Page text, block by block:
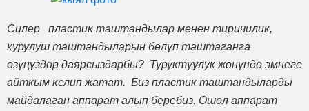
Силер пластик таштандылар менен тиричилик,
курулуш таштандыларын бөлүп таштаганга
өзүңүздөр даярсыздарбы? Туруктуулук жөнүндө эмнеге
айткым келип жатат. Биз пластик таштандыларды
майдалаган аппарат алып беребиз. Ошол аппарат